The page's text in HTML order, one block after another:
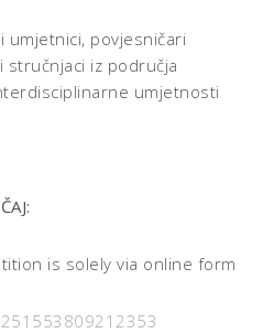
umjetnici, povjesničari
iz područja
umjetnosti
is solely via online form